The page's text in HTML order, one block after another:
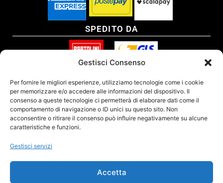
Gestisci Consenso
Per fornire le migliori esperienze, utilizziamo tecnologie come i cookie
per memorizzare e/o accedere alle informazioni del dispositivo. Il
consenso a queste tecnologie ci permetterà di elaborare dati come il
comportamento di navigazione o ID unici su questo sito. Non
acconsentire o ritirare il consenso può influire negativamente su alcune
caratteristiche e funzioni.
Gestisci servizi
Accetta
SPEDITO DA